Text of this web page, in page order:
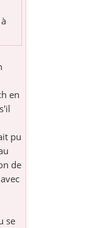
en
pu
de
se